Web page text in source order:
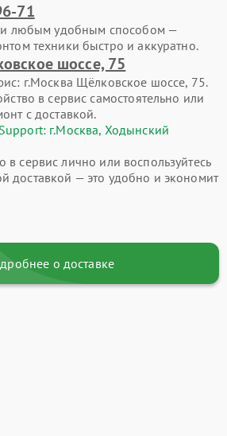
71
любым удобным способом —
техники быстро и аккуратно.
шоссе, 75
г.Москва Щёлковское шоссе, 75.
в сервис самостоятельно или
с доставкой.
г.Москва, Ходынский
в сервис лично или воспользуйтесь
доставкой — это удобно и экономит
о доставке